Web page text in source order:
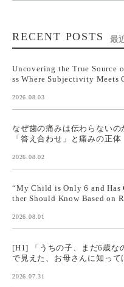
RECENT POSTS 最
Uncovering the True Source
ss Where Subjectivity Meets
2026.08.03
なぜ歯の痛みは伝わらない
「答え合わせ」と痛みの正体
2026.08.02
“My Child is Only 6 and
ther Should Know Based on
2026.08.01
[H1] 「うちの子、まだ6歳
で見えた、お母さんに知っ
2026.07.31